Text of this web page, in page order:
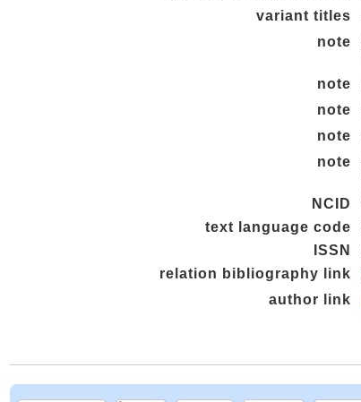
variant titles
note
note
note
note
note
NCID
text language code
ISSN
relation bibliography link
author link